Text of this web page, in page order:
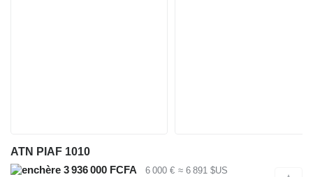
ATN PIAF 1010
3 936 000 FCFA
6 000 € ≈ 6 891 $US